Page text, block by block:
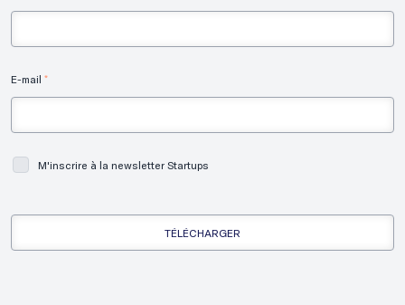
E-mail *
M'inscrire à la newsletter Startups